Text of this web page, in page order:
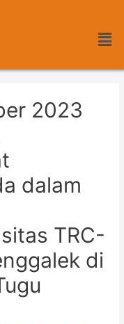
2023
dalam
TRC-
di